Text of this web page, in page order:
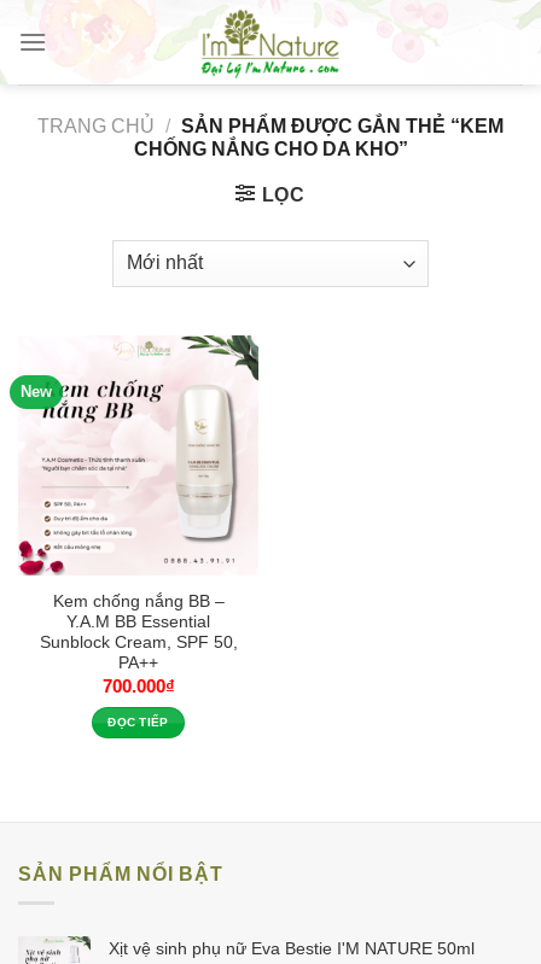
Skip
content
TRANG CHỦ / SẢN PHẨM ĐƯỢC GẮN THẺ “KEM
CHỐNG NẮNG CHO DA KHO”
LỌC
New
Kem chống nắng BB –
Y.A.M BB Essential
Sunblock Cream, SPF 50,
PA++
700.000₫
ĐỌC TIẾP
SẢN PHẨM NỔI BẬT
Xịt vệ sinh phụ nữ Eva Bestie I'M NATURE 50ml